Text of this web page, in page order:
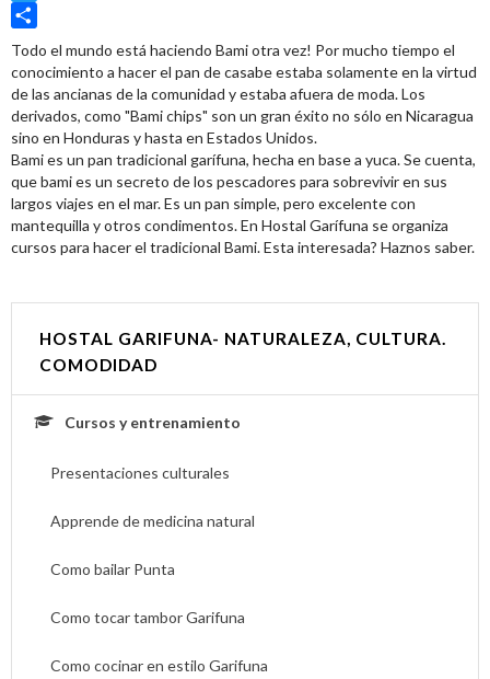
Twitter
Share
Todo el mundo está haciendo Bami otra vez! Por mucho tiempo el
conocimiento a hacer el pan de casabe estaba solamente en la virtud
de las ancianas de la comunidad y estaba afuera de moda. Los
derivados, como "Bami chips" son un gran éxito no sólo en Nicaragua
sino en Honduras y hasta en Estados Unidos.
Bami es un pan tradicional garífuna, hecha en base a yuca. Se cuenta,
que bami es un secreto de los pescadores para sobrevivir en sus
largos viajes en el mar. Es un pan simple, pero excelente con
mantequilla y otros condimentos. En Hostal Garífuna se organiza
cursos para hacer el tradicional Bami. Esta interesada? Haznos saber.
HOSTAL GARIFUNA- NATURALEZA, CULTURA.
COMODIDAD
Cursos y entrenamiento
Presentaciones culturales
Apprende de medicina natural
Como bailar Punta
Como tocar tambor Garifuna
Como cocinar en estilo Garifuna